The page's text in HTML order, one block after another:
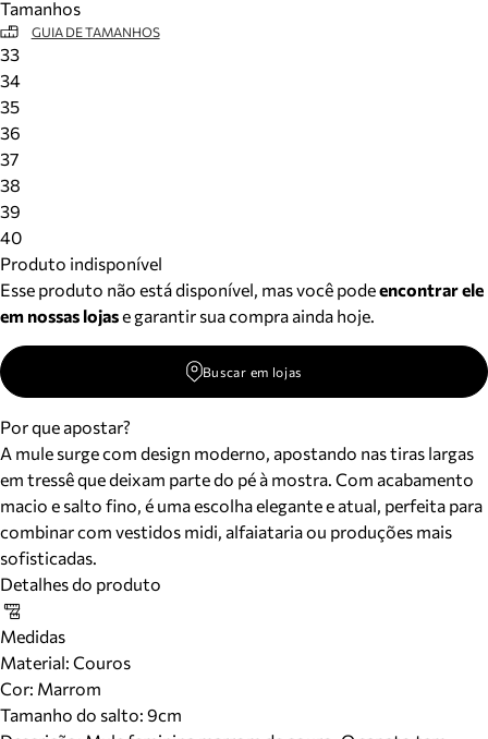
Tamanhos
GUIA DE TAMANHOS
33
34
35
36
37
38
39
40
Produto indisponível
Esse produto não está disponível, mas você podeencontrar ele
em nossas lojase garantir sua compra ainda hoje.
Buscar em lojas
Por que apostar?
A mule surge com design moderno, apostando nas tiras largas
em tressê que deixam parte do pé à mostra. Com acabamento
macio e salto fino, é uma escolha elegante e atual, perfeita para
combinar com vestidos midi, alfaiataria ou produções mais
sofisticadas.
Detalhes do produto
Medidas
Material: Couros
Cor: Marrom
Tamanho do salto: 9cm